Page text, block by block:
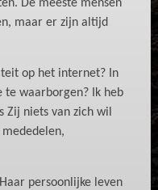
De meeste mensen
maar er zijn altijd
op het internet? In
te waarborgen? Ik heb
Zij niets van zich wil
persoonlijke leven